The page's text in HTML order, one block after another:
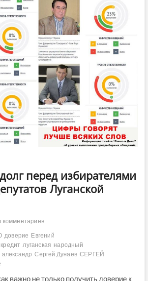
перед избирателями
Луганской
комментариев
доверие Евгений
кредит луганская народный
Сергей Дунаев СЕРГЕЙ
важно не только получить доверие к